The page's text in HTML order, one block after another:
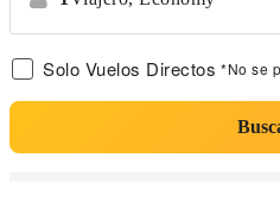
Solo Vuelos Directos *No se